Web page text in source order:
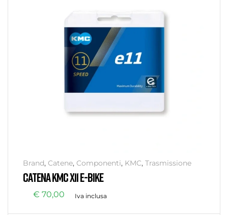
Brand, Catene, Componenti, KMC, Trasmissione
CATENA KMC X11 E-BIKE
€ 70,00 Iva inclusa